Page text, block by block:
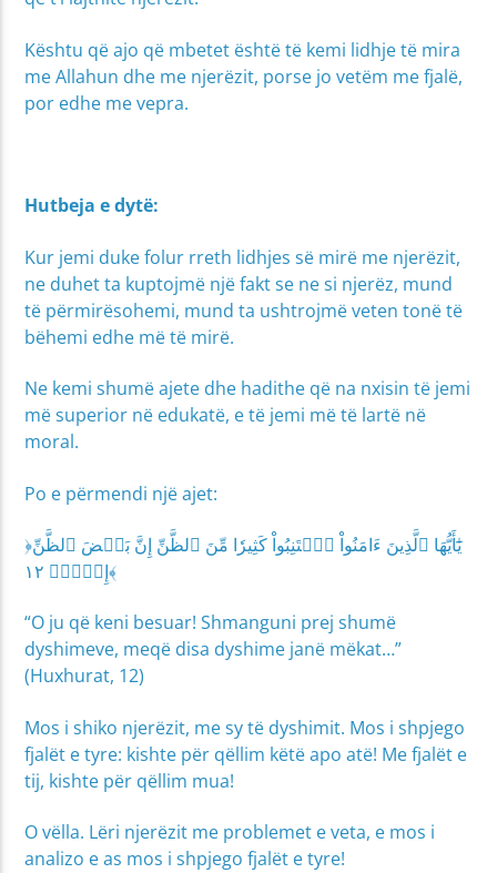
Kështu që ajo që mbetet është të kemi lidhje të mira
me Allahun dhe me njerëzit, porse jo vetëm me fjalë,
por edhe me vepra.
Hutbeja e dytë:
Kur jemi duke folur rreth lidhjes së mirë me njerëzit,
ne duhet ta kuptojmë një fakt se ne si njerëz, mund
të përmirësohemi, mund ta ushtrojmë veten tonë të
bëhemi edhe më të mirë.
Ne kemi shumë ajete dhe hadithe që na nxisin të jemi
më superior në edukatë, e të jemi më të lartë në
moral.
Po e përmendi një ajet:
﴿يَٰٓأَيُّهَا ٱلَّذِينَ ءَامَنُواْ ٱجۡتَنِبُواْ كَثِيرٗا مِّنَ ٱلظَّنِّ إِنَّ بَعۡضَ ٱلظَّنِّ
إِثۡمٞۖ ١٢﴾
“O ju që keni besuar! Shmanguni prej shumë
dyshimeve, meqë disa dyshime janë mëkat…”
(Huxhurat, 12)
Mos i shiko njerëzit, me sy të dyshimit. Mos i shpjego
fjalët e tyre: kishte për qëllim këtë apo atë! Me fjalët e
tij, kishte për qëllim mua!
O vëlla. Lëri njerëzit me problemet e veta, e mos i
analizo e as mos i shpjego fjalët e tyre!